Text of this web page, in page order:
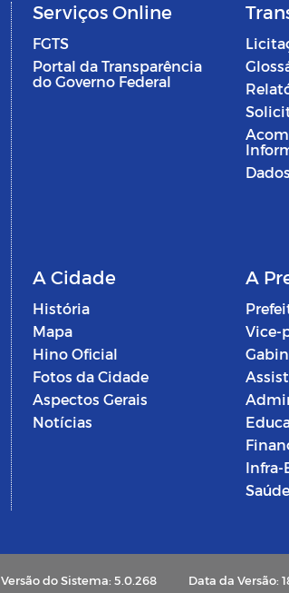
Serviços Online
FGTS
Portal da Transparência
do Governo Federal
A Cidade
História
Mapa
Hino Oficial
Fotos da Cidade
Aspectos Gerais
Notícias
A
Vice-
Infra-
Saúde
Versão do Sistema: 5.0.268 Data da Versão: